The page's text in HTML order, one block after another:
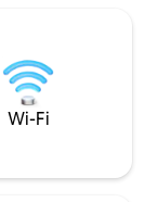
samostatné
upozornením. Kuchyňa je vybavená
chladničkou,
umývačkou riadu
Wi-Fi